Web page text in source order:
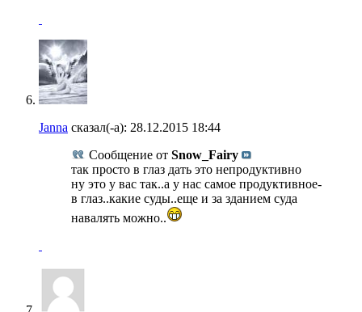
Janna сказал(-а): 28.12.2015 18:44
Сообщение от Snow_Fairy
так просто в глаз дать это непродуктивно
ну это у вас так..а у нас самое продуктивное-
в глаз..какие суды..еще и за зданием суда
навалять можно..